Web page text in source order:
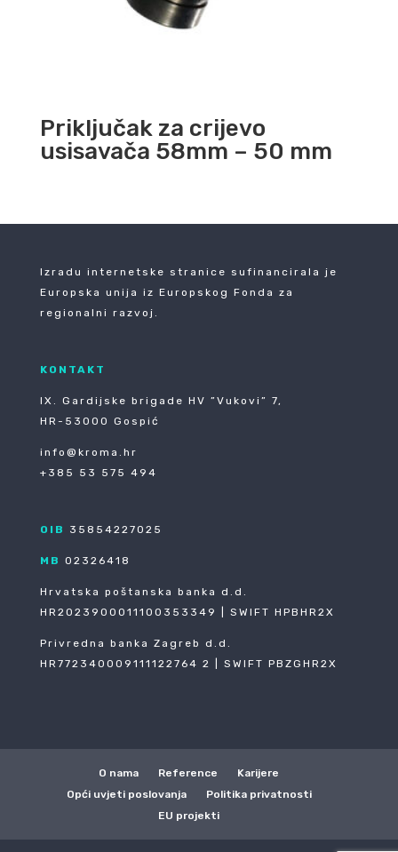
Priključak za crijevo
usisavača 58mm – 50 mm
Izradu internetske stranice sufinancirala je
Europska unija iz Europskog Fonda za
regionalni razvoj.
KONTAKT
IX. Gardijske brigade HV ”Vukovi” 7,
HR-53000 Gospić
info@kroma.hr
+385 53 575 494
OIB 35854227025
MB 02326418
Hrvatska poštanska banka d.d.
HR2023900011100353349 | SWIFT HPBHR2X
Privredna banka Zagreb d.d.
HR772340009111122764 2 | SWIFT PBZGHR2X
O nama Reference
Karijere
Opći uvjeti poslovanja
Politika privatnosti
EU projekti